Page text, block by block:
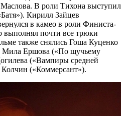
В роли Тихона выступил
Кирилл Зайцев
в камео в роли Финиста-
выполнял почти все трюки
также снялись Гоша Куценко
Мила Ершова («По щучьему
(«Вампиры средней
(«Коммерсант»).